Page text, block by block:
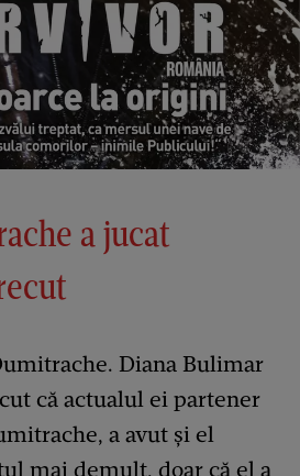
a jucat
Diana Bulimar
că actualul ei partener
a avut și el
mai demult, doar că el a